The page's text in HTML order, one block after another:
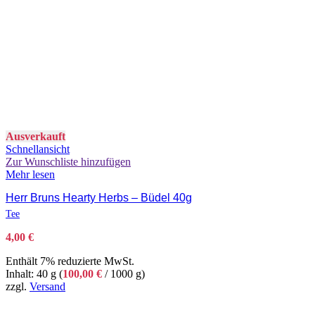
Ausverkauft
Schnellansicht
Zur Wunschliste hinzufügen
Mehr lesen
Herr Bruns Hearty Herbs – Büdel 40g
Tee
4,00 €
Enthält 7% reduzierte MwSt.
Inhalt: 40 g (100,00 € / 1000 g)
zzgl. Versand